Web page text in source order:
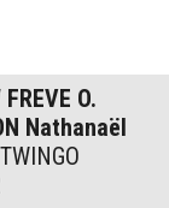
O.
Nathanaël